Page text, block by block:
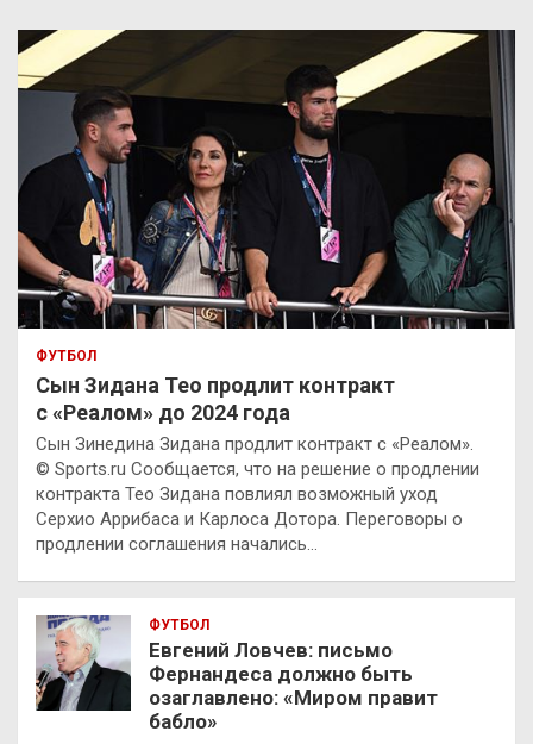
ФУТБОЛ
Сын Зидана Тео продлит контракт
с «Реалом» до 2024 года
Сын Зинедина Зидана продлит контракт с «Реалом».
© Sports.ru Сообщается, что на решение о продлении
контракта Тео Зидана повлиял возможный уход
Серхио Аррибаса и Карлоса Дотора. Переговоры о
продлении соглашения начались…
ФУТБОЛ
Евгений Ловчев: письмо
Фернандеса должно быть
озаглавлено: «Миром правит
бабло»